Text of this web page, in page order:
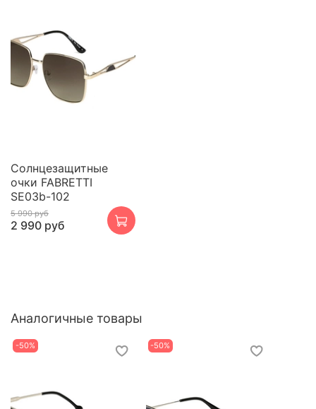
Cолнцезащитные
очки FABRETTI
SE03b-102
5 990 руб
2 990 руб
Аналогичные товары
-50% -50%